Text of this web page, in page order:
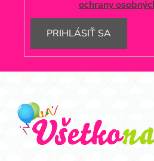
ochrany
PRIHLÁSIŤ SA
Z